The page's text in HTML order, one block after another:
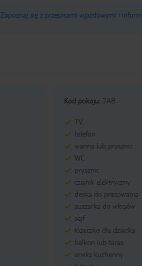
Zapoznaj się z przepisami wjazdowymi i
Kod pokoju: 7AB
TV
telefon
wanna lub prysznic
WC
prysznic
czajnik elektryczny
deska do prasowania
suszarka do włosów
sejf
łóżeczko dla dziecka
balkon lub taras
aneks kuchenny